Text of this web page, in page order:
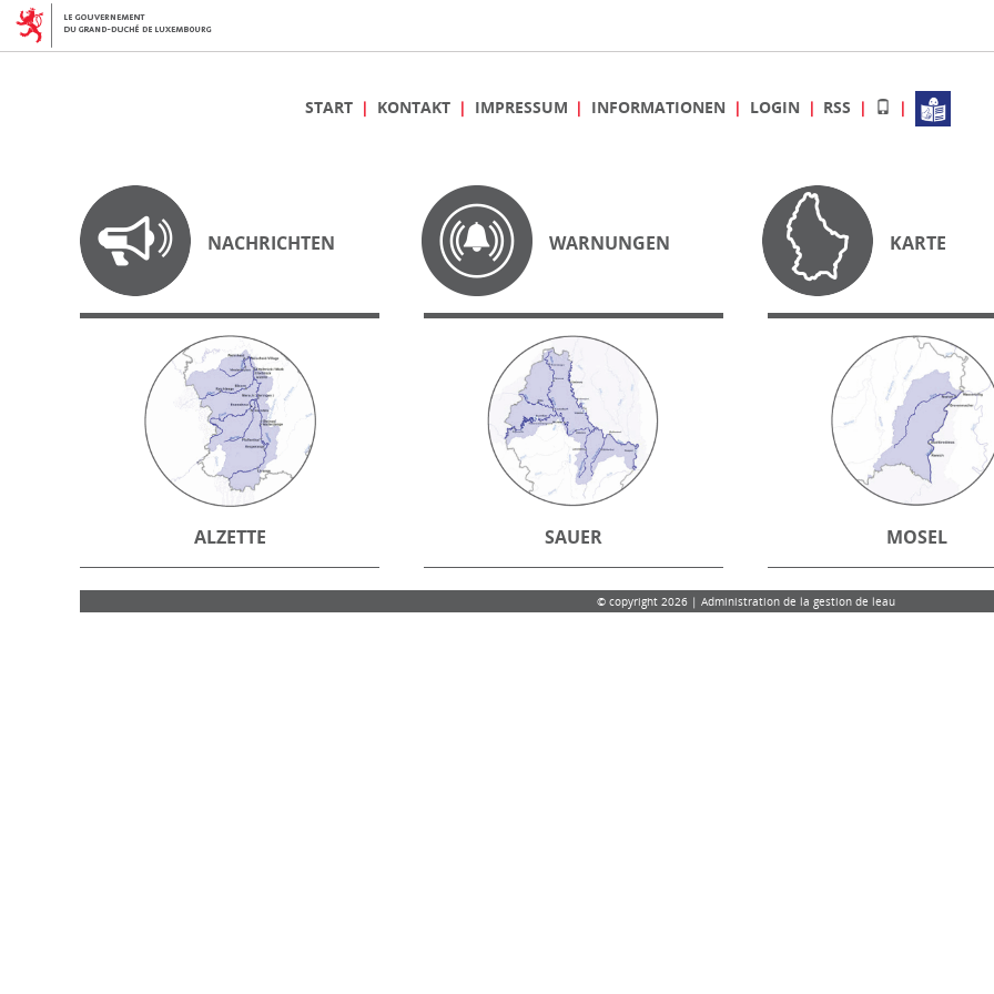
START KONTAKT IMPRESSUM INFORMATIONEN LOGIN RSS
NACHRICHTEN WARNUNGEN KARTE
ALZETTE SAUER MOSEL
© copyright 2026 | Administration de la gestion de leau